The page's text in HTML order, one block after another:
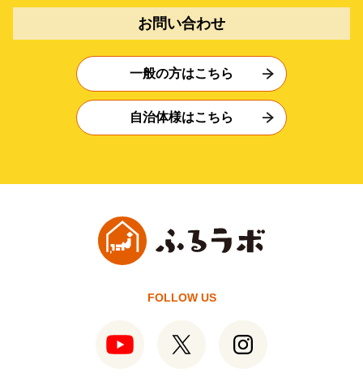
お問い合わせ
一般の方はこちら
自治体様はこちら
FOLLOW US